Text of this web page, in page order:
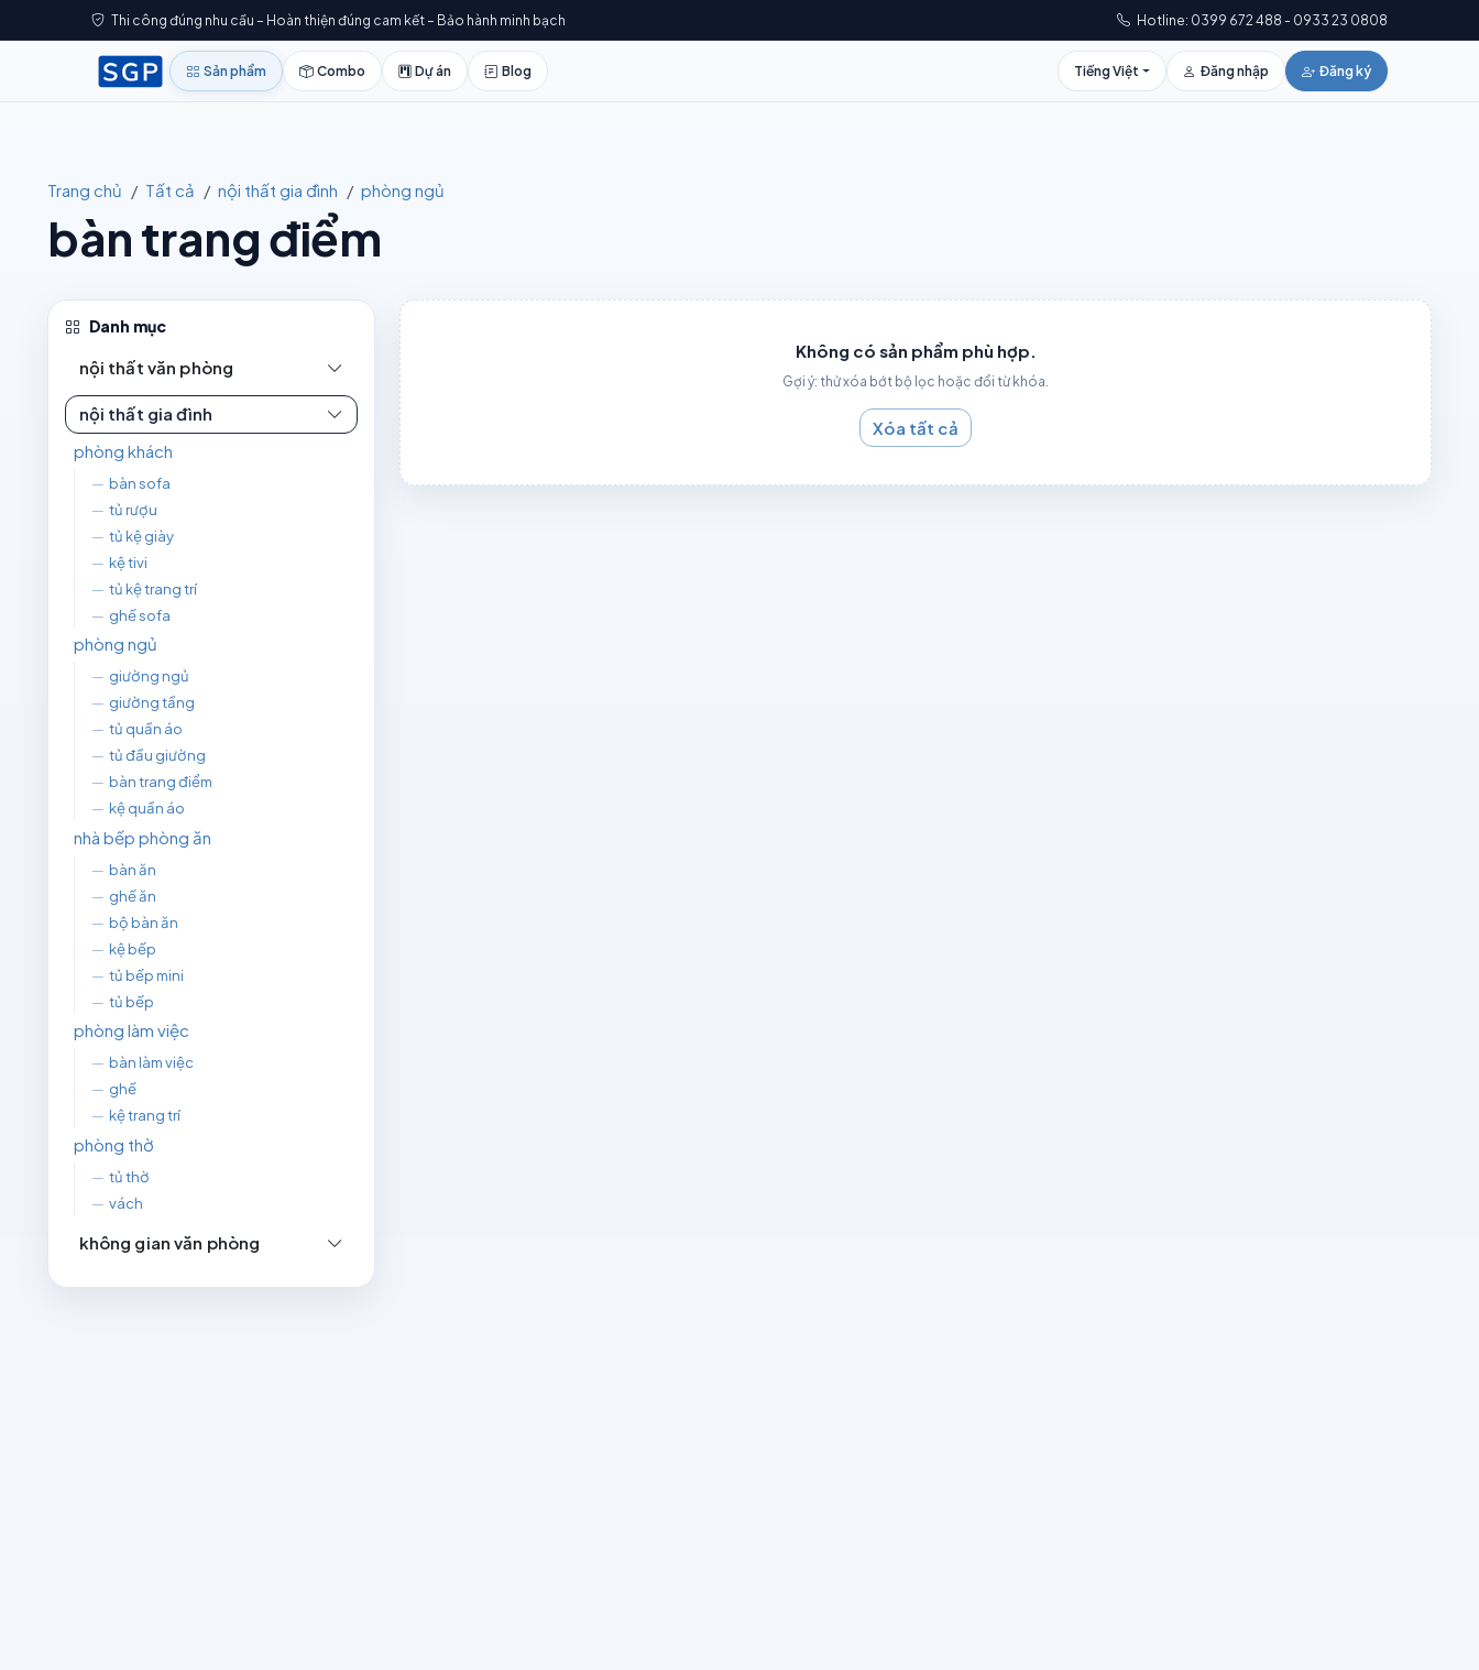
Thi công đúng nhu cầu – Hoàn thiện đúng cam kết – Bảo hành minh bạch Hotline: 0399 672 488 - 0933 23 0808
Sản phẩm Combo Dự án Blog Tiếng Việt Đăng nhập Đăng ký
Trang chủ Tất cả nội thất gia đình phòng ngủ
bàn trang điểm
Danh mục
nội thất văn phòng
nội thất gia đình
phòng khách
— bàn sofa
— tủ rượu
— tủ kệ giày
— kệ tivi
— tủ kệ trang trí
— ghế sofa
phòng ngủ
— giường ngủ
— giường tầng
— tủ quần áo
— tủ đầu giường
— bàn trang điểm
— kệ quần áo
nhà bếp phòng ăn
— bàn ăn
— ghế ăn
— bộ bàn ăn
— kệ bếp
— tủ bếp mini
— tủ bếp
phòng làm việc
— bàn làm việc
— ghế
— kệ trang trí
phòng thờ
— tủ thờ
— vách
không gian văn phòng
Không có sản phẩm phù hợp.
Gợi ý: thử xóa bớt bộ lọc hoặc đổi từ khóa.
Xóa tất cả